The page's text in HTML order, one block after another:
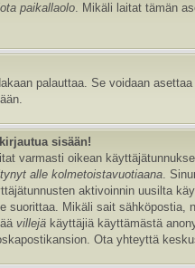
paikallaolo. Mikäli laitat tämän
palauttaa. Se voidaan
sisään!
varmasti oikean
alle kolmetoistavuotiaana.
aktivoinnin uusilta
suorittaa. Mikäli sait
villejä käyttäjiä käyttämästä
Ota yhteyttä